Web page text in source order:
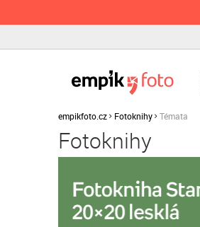
empikfoto.cz
Fotoknihy Témata
Fotoknihy